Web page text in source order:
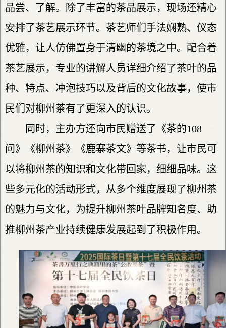
品尝、了解。除了丰富的茶品展示，现场还精心
安排了茶艺展示环节。茶艺师们手法娴熟、仪态
优雅，让人仿佛置身于清幽的茶境之中。配合着
茶艺展示，专业的讲解人员详细介绍了茶叶的品
种、特点、冲泡技巧以及背后的文化故事，使市
民们对柳州茶有了更深入的认识。
同时，主办方还向市民赠送了《茶的108
问》《柳州茶》《鹿寨茶文》等茶书，让市民可
以将柳州茶的知识和文化带回家，细细品味。这
些多元化的活动形式，从多个维度展现了柳州茶
的魅力与文化，为提升柳州茶叶品牌知名度、助
推柳州茶产业持续健康发展起到了积极作用。